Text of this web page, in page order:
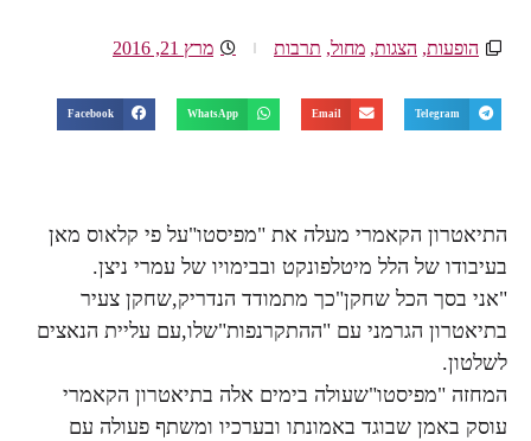
הופעות, הצגות, מחול, תרבות מרץ 21, 2016
Telegram
Email
WhatsApp
Facebook
התיאטרון הקאמרי מעלה את "מפיסטו"על פי קלאוס מאן
בעיבודו של הלל מיטלפונקט ובבימויו של עמרי ניצן.
"אני בסך הכל שחקן"כך מתמודד הנדריק,שחקן צעיר
בתיאטרון הגרמני עם "ההתקרנפות"שלו,עם עליית הנאצים
לשלטון.
המחזה "מפיסטו"שעולה בימים אלה בתיאטרון הקאמרי
עוסק באמן שבוגד באמונתו ובערכיו ומשתף פעולה עם